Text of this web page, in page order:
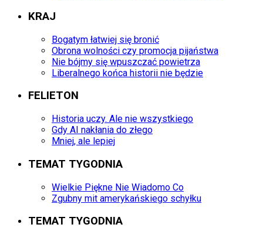
KRAJ
Bogatym łatwiej się bronić
Obrona wolności czy promocja pijaństwa
Nie bójmy się wpuszczać powietrza
Liberalnego końca historii nie będzie
FELIETON
Historia uczy. Ale nie wszystkiego
Gdy AI nakłania do złego
Mniej, ale lepiej
TEMAT TYGODNIA
Wielkie Piękne Nie Wiadomo Co
Zgubny mit amerykańskiego schyłku
TEMAT TYGODNIA